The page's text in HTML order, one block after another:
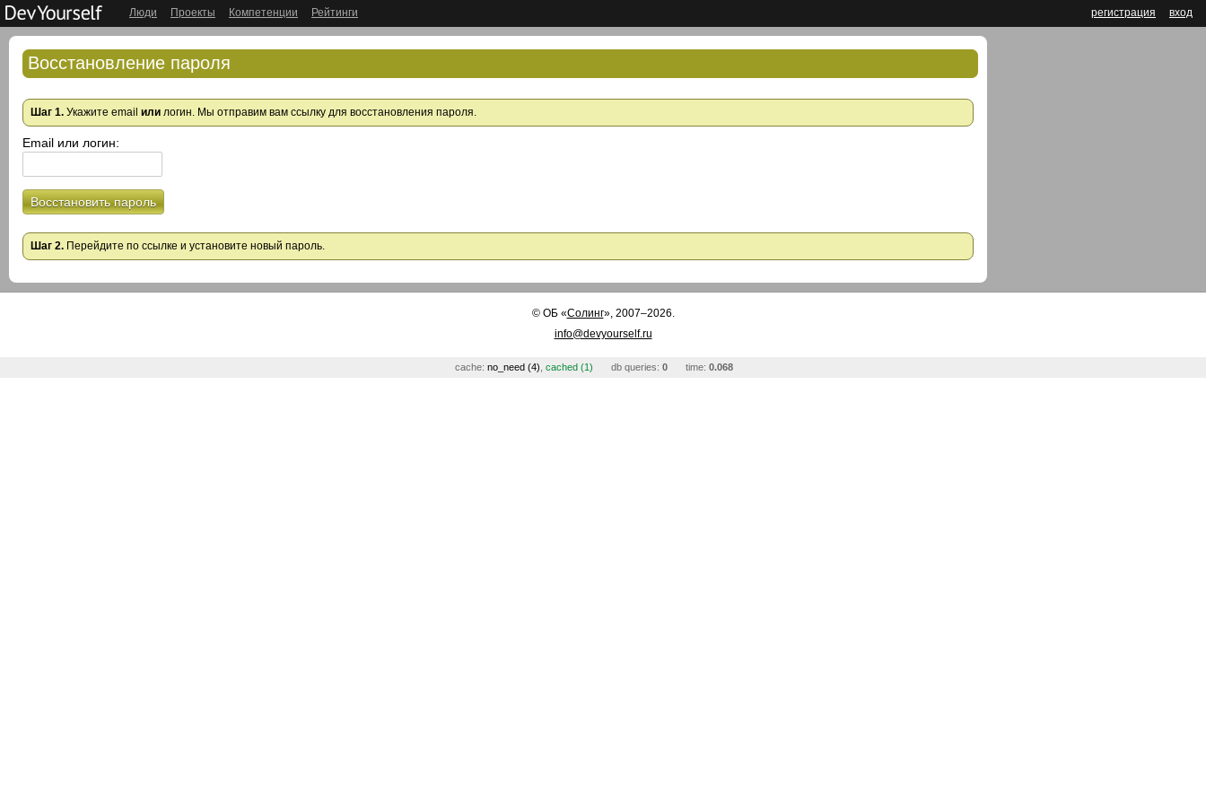
вход
регистрация
Люди Проекты Компетенции Рейтинги
Восстановление пароля
Шаг 1. Укажите email или логин. Мы отправим вам ссылку для восстановления пароля.
Email или логин:
Восстановить пароль
Шаг 2. Перейдите по ссылке и установите новый пароль.
©ОБ «Солинг», 2007–2026.
info@devyourself.ru
cache: no_need (4) cached (1) db queries: 0 time: 0.068